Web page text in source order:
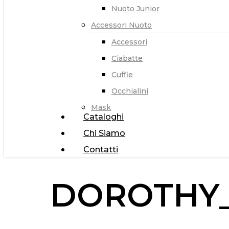
Nuoto Junior
Accessori Nuoto
Accessori
Ciabatte
Cuffie
Occhialini
Mask
Cataloghi
Chi Siamo
Contatti